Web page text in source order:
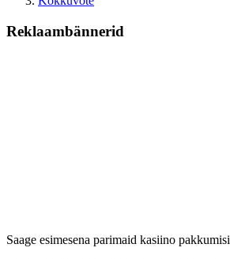
Reklaambännerid
Saage esimesena parimaid kasiino pakkumisi